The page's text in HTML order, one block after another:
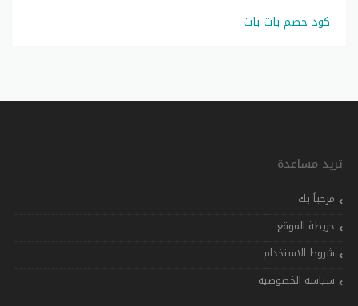
كود خصم بات بات
تريد مساعدة
مرحباً بك
خريطة الموقع
شروط الاستخدام
سياسة الخصوصية